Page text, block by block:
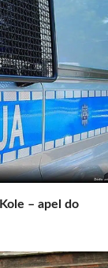
– apel do